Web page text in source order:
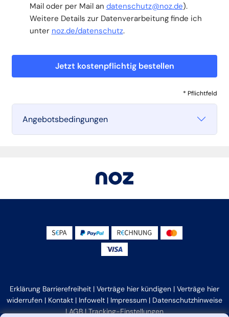
Mail oder per Mail an datenschutz@noz.de).
Weitere Details zur Datenverarbeitung finde ich
unter noz.de/datenschutz.
Jetzt kostenpflichtig bestellen
* Pflichtfeld
Angebotsbedingungen
Erklärung Barrierefreiheit | Verträge hier kündigen | Verträge hier
widerrufen | Kontakt | Infowelt | Impressum | Datenschutzhinweise
|AGB|Tracking-Einstellungen